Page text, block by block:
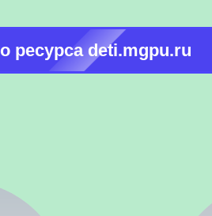
ресурса deti.mgpu.ru